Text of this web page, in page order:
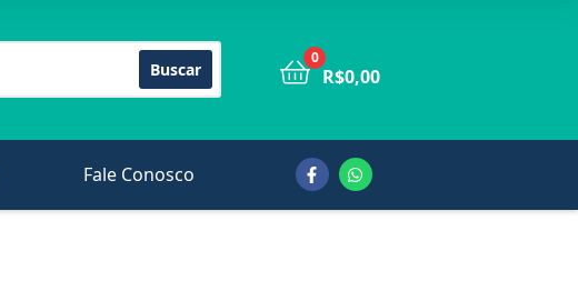
Buscar
0
R$0,00
Fale Conosco